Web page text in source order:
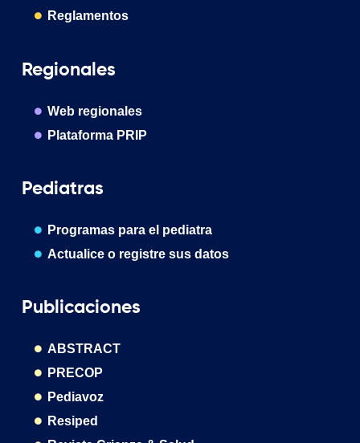
Reglamentos
Regionales
Web regionales
Plataforma PRIP
Pediatras
Programas para el pediatra
Actualice o registre sus datos
Publicaciones
ABSTRACT
PRECOP
Pediavoz
Resiped